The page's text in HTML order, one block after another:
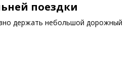
поездки
держать небольшой дорожный